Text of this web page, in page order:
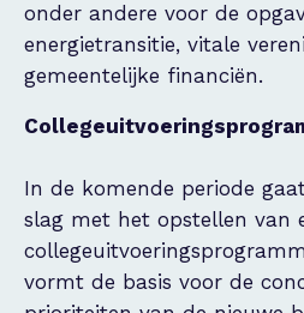
onder andere voor de
energietransitie, vitale
gemeentelijke financiën.
In de komende periode
slag met het opstellen van
vormt de basis voor de